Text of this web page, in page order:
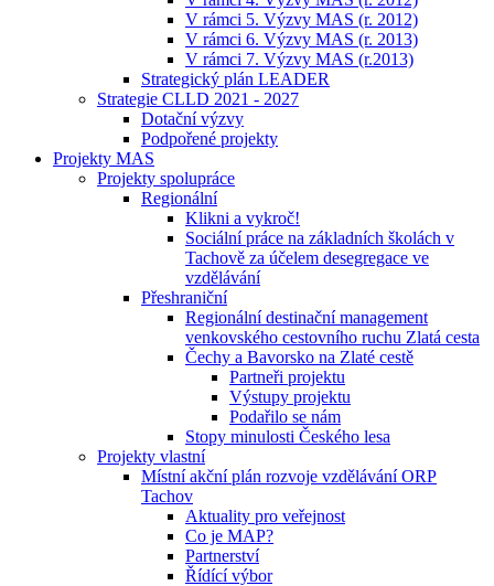
V rámci 5. Výzvy MAS (r. 2012)
V rámci 6. Výzvy MAS (r. 2013)
V rámci 7. Výzvy MAS (r.2013)
Strategický plán LEADER
Strategie CLLD 2021 - 2027
Dotační výzvy
Podpořené projekty
Projekty MAS
Projekty spolupráce
Regionální
Klikni a vykroč!
Sociální práce na základních školách v
Tachově za účelem desegregace ve
vzdělávání
Přeshraniční
Regionální destinační management
venkovského cestovního ruchu Zlatá cesta
Čechy a Bavorsko na Zlaté cestě
Partneři projektu
Výstupy projektu
Podařilo se nám
Stopy minulosti Českého lesa
Projekty vlastní
Místní akční plán rozvoje vzdělávání ORP
Tachov
Aktuality pro veřejnost
Co je MAP?
Partnerství
Řídící výbor